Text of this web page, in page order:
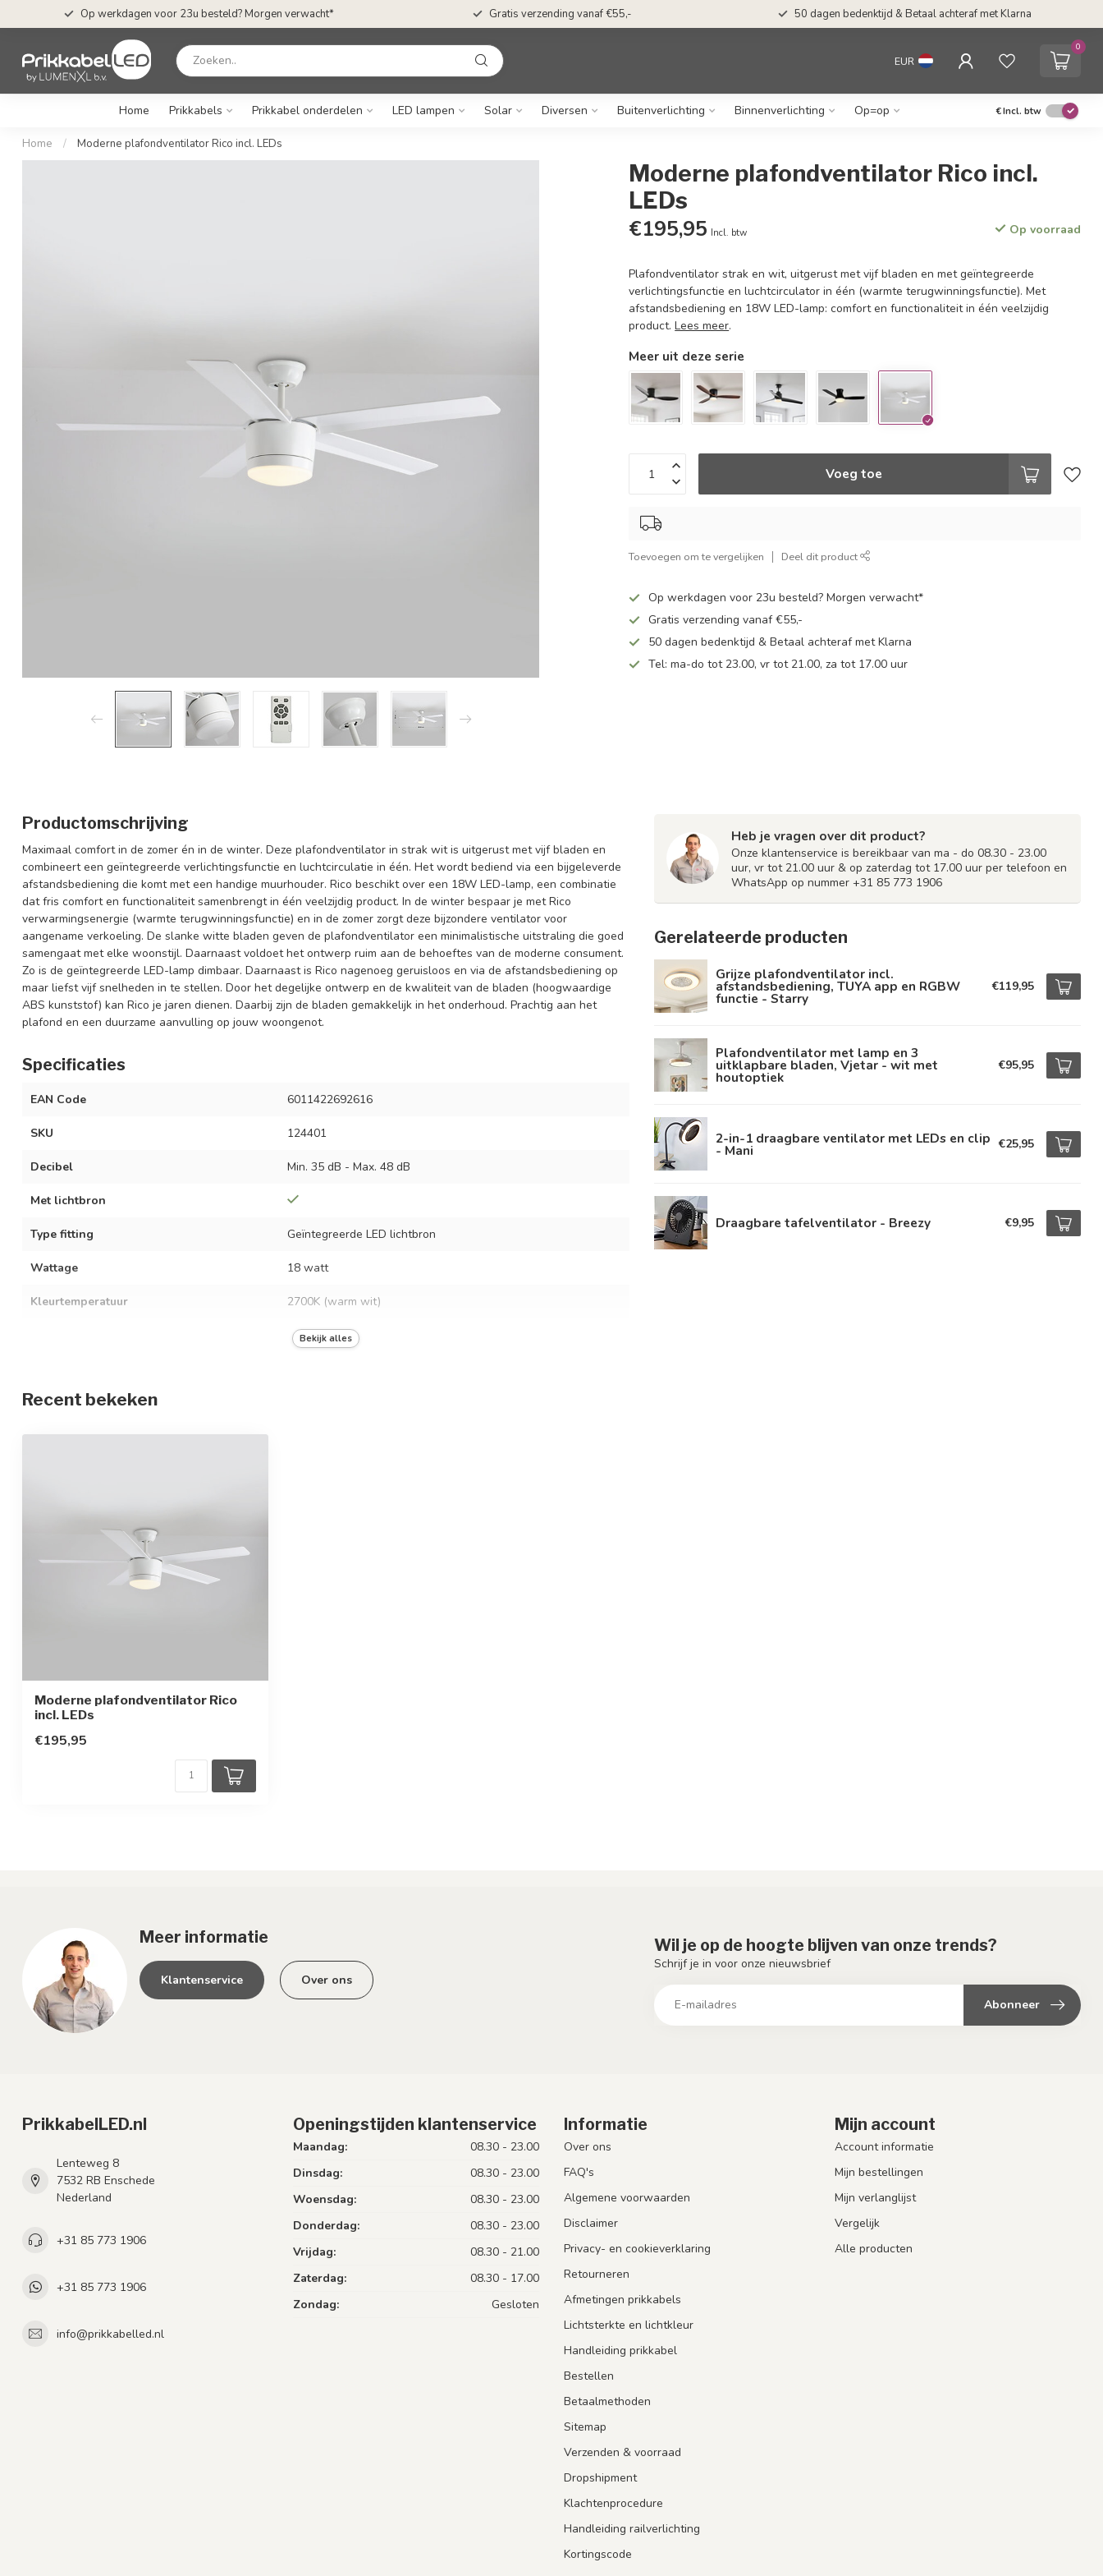
Op werkdagen voor 23u besteld? Morgen verwacht* Gratis verzending vanaf €55,- 50 dagen bedenktijd & Betaal achteraf met Klarna
EUR
0
Home Prikkabels Prikkabel onderdelen LED lampen Solar Diversen Buitenverlichting Binnenverlichting Op=op €Incl. btw
Home / Moderne plafondventilator Rico incl. LEDs
Moderne plafondventilator Rico incl.
LEDs
€195,95 Incl. btw Op voorraad
Plafondventilator strak en wit, uitgerust met vijf bladen en met geïntegreerde
verlichtingsfunctie en luchtcirculator in één (warmte terugwinningsfunctie). Met
afstandsbediening en 18W LED-lamp: comfort en functionaliteit in één veelzijdig
product.Lees meer.
Meer uit deze serie
Voeg toe
Toevoegen om te vergelijken Deel dit product
Op werkdagen voor 23u besteld? Morgen verwacht*
Gratis verzending vanaf €55,-
50 dagen bedenktijd & Betaal achteraf met Klarna
Tel: ma-do tot 23.00, vr tot 21.00, za tot 17.00 uur
Productomschrijving
Maximaal comfort in de zomer én in de winter. Deze plafondventilator in strak wit is uitgerust met vijf bladen en
combineert een geïntegreerde verlichtingsfunctie en luchtcirculatie in één. Het wordt bediend via een bijgeleverde
afstandsbediening die komt met een handige muurhouder. Rico beschikt over een 18W LED-lamp, een combinatie
dat fris comfort en functionaliteit samenbrengt in één veelzijdig product. In de winter bespaar je met Rico
verwarmingsenergie (warmte terugwinningsfunctie) en in de zomer zorgt deze bijzondere ventilator voor
aangename verkoeling. De slanke witte bladen geven de plafondventilator een minimalistische uitstraling die goed
samengaat met elke woonstijl. Daarnaast voldoet het ontwerp ruim aan de behoeftes van de moderne consument.
Zo is de geïntegreerde LED-lamp dimbaar. Daarnaast is Rico nagenoeg geruisloos en via de afstandsbediening op
maar liefst vijf snelheden in te stellen. Door het degelijke ontwerp en de kwaliteit van de bladen (hoogwaardige
ABS kunststof) kan Rico je jaren dienen. Daarbij zijn de bladen gemakkelijk in het onderhoud. Prachtig aan het
plafond en een duurzame aanvulling op jouw woongenot.
Specificaties
EAN Code 6011422692616
SKU 124401
Decibel Min. 35 dB - Max. 48 dB
Met lichtbron
Type fitting Geïntegreerde LED lichtbron
Wattage 18 watt
Kleurtemperatuur 2700K (warm wit)
Ja, met afstandsbediening.
Spanning
Frequentie
Beschermingsgraad
Beschermingsklasse
Bekijk alles
Heb je vragen over dit product?
Onze klantenservice is bereikbaar van ma - do 08.30 - 23.00
uur, vr tot 21.00 uur & op zaterdag tot 17.00 uur per telefoon en
WhatsApp op nummer +31 85 773 1906
Gerelateerde producten
Grijze plafondventilator incl.
afstandsbediening, TUYA app en RGBW
functie - Starry
€119,95
Plafondventilator met lamp en 3
uitklapbare bladen, Vjetar - wit met
houtoptiek
€95,95
2-in-1 draagbare ventilator met LEDs en clip
- Mani €25,95
Draagbare tafelventilator - Breezy €9,95
Recent bekeken
Moderne plafondventilator Rico
incl. LEDs
€195,95
Meer informatie
Klantenservice Over ons
Wil je op de hoogte blijven van onze trends?
Schrijf je in voor onze nieuwsbrief
Abonneer
PrikkabelLED.nl
Lenteweg 8
7532 RB Enschede
Nederland
+31 85 773 1906
+31 85 773 1906
info@prikkabelled.nl
Openingstijden klantenservice
Maandag:
08.30 - 23.00
Dinsdag:
08.30 - 23.00
Woensdag:
08.30 - 23.00
Donderdag:
08.30 - 23.00
Vrijdag:
08.30 - 21.00
Zaterdag:
08.30 - 17.00
Zondag:
Gesloten
Informatie
Over ons
FAQ's
Algemene voorwaarden
Disclaimer
Privacy- en cookieverklaring
Retourneren
Afmetingen prikkabels
Lichtsterkte en lichtkleur
Handleiding prikkabel
Bestellen
Betaalmethoden
Sitemap
Verzenden & voorraad
Dropshipment
Klachtenprocedure
Handleiding railverlichting
Kortingscode
Mijn account
Account informatie
Mijn bestellingen
Mijn verlanglijst
Vergelijk
Alle producten